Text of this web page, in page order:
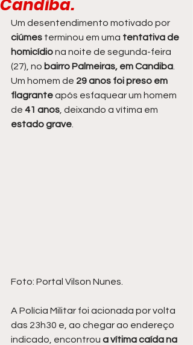
Candiba.
Um desentendimento motivado por
ciúmes terminou em uma tentativa de
homicídio na noite de segunda-feira
(27), no bairro Palmeiras, em Candiba
Um homem de 29 anos foi preso em
flagrante após esfaquear um homem
de 41 anos , deixando a vítima em
estado grave
Foto: Portal Vilson Nunes.
A Polícia Militar foi acionada por volta
das 23h30 e, ao chegar ao endereço
indicado, encontrou a vítima caída na